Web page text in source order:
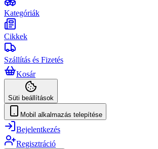
Kategóriák
Cikkek
Szállítás és Fizetés
Kosár
Süti beállítások
Mobil alkalmazás telepítése
Bejelentkezés
Regisztráció